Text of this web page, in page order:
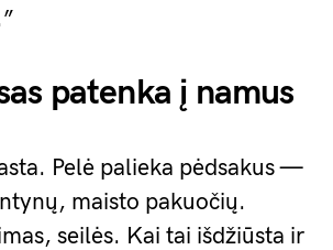
patenka į namus
Pelė palieka pėdsakus —
maisto pakuočių.
seilės. Kai tai išdžiūsta ir